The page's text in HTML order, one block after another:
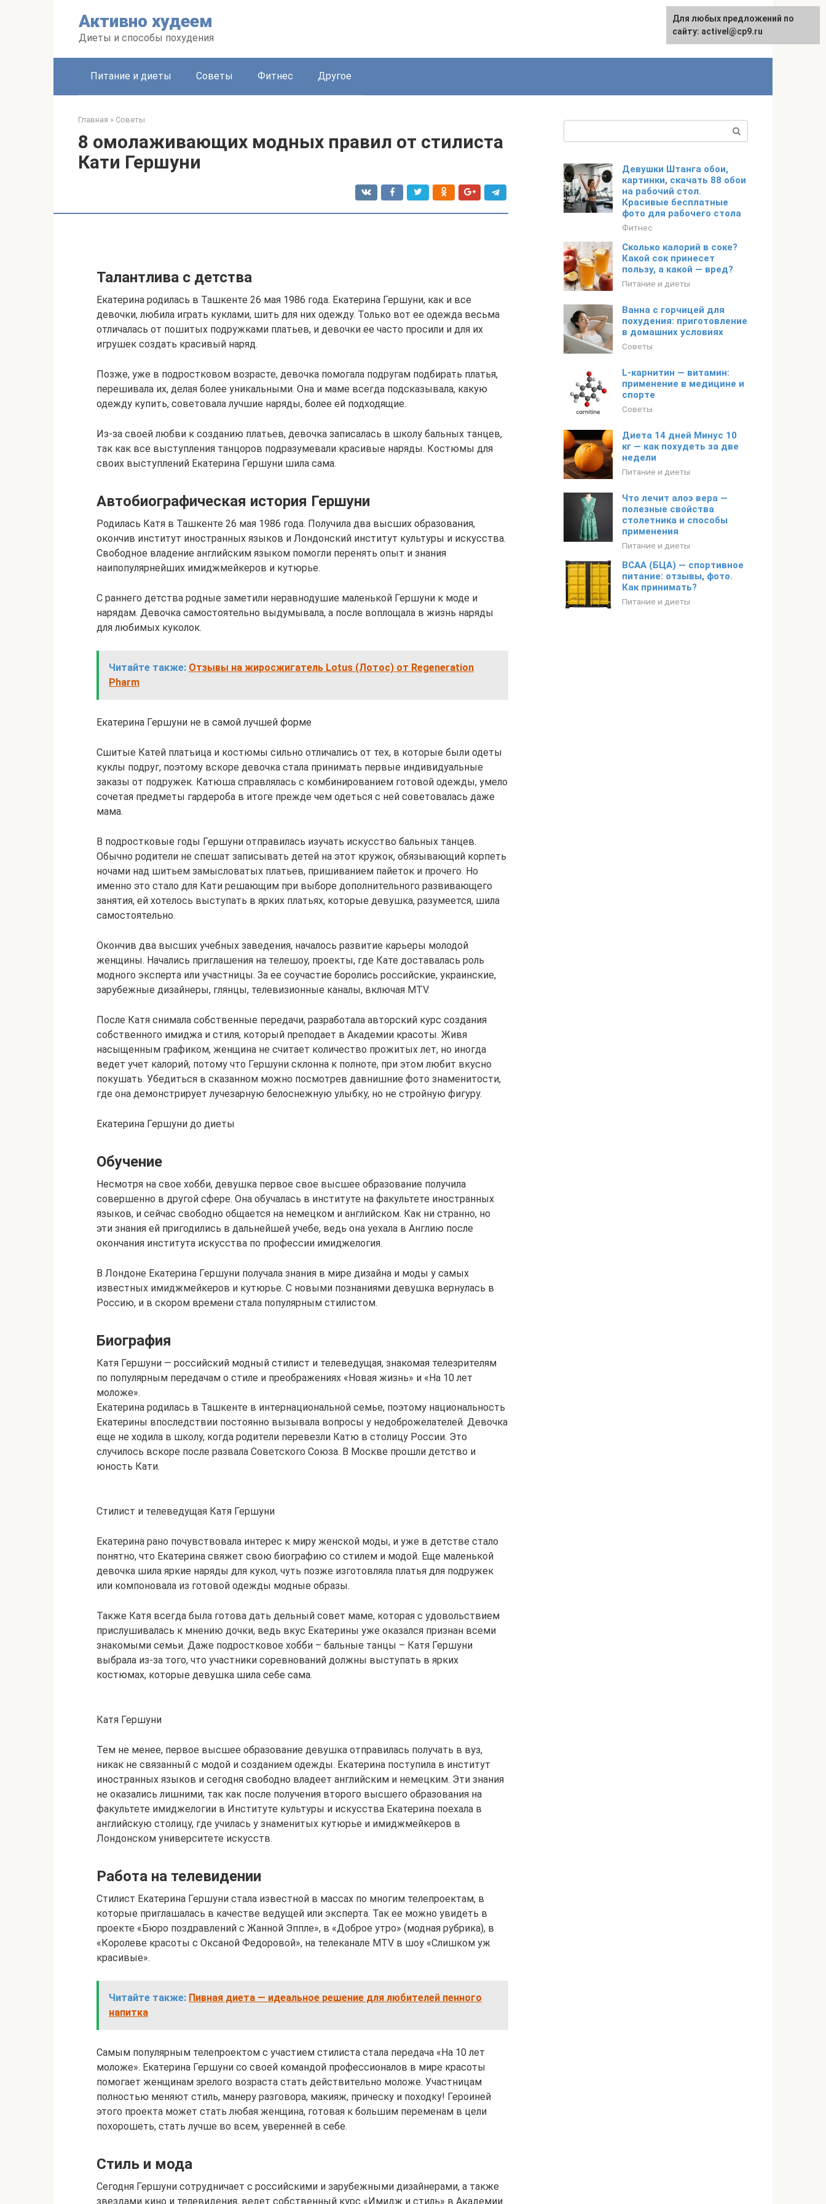
Активно худеем
Диеты и способы похудения
English
Питание и диеты Советы Фитнес Другое
Главная » Советы
8 омолаживающих модных правил от стилиста
Кати Гершуни
Талантлива с детства
Екатерина родилась в Ташкенте 26 мая 1986 года. Екатерина Гершуни, как и все
девочки, любила играть куклами, шить для них одежду. Только вот ее одежда весьма
отличалась от пошитых подружками платьев, и девочки ее часто просили и для их
игрушек создать красивый наряд.
Позже, уже в подростковом возрасте, девочка помогала подругам подбирать платья,
перешивала их, делая более уникальными. Она и маме всегда подсказывала, какую
одежду купить, советовала лучшие наряды, более ей подходящие.
Из-за своей любви к созданию платьев, девочка записалась в школу бальных танцев,
так как все выступления танцоров подразумевали красивые наряды. Костюмы для
своих выступлений Екатерина Гершуни шила сама.
Автобиографическая история Гершуни
Родилась Катя в Ташкенте 26 мая 1986 года. Получила два высших образования,
окончив институт иностранных языков и Лондонский институт культуры и искусства.
Свободное владение английским языком помогли перенять опыт и знания
наипопулярнейших имиджмейкеров и кутюрье.
С раннего детства родные заметили неравнодушие маленькой Гершуни к моде и
нарядам. Девочка самостоятельно выдумывала, а после воплощала в жизнь наряды
для любимых куколок.
Читайте также: Отзывы на жиросжигатель Lotus (Лотос) от Regeneration
Pharm
Екатерина Гершуни не в самой лучшей форме
Сшитые Катей платьица и костюмы сильно отличались от тех, в которые были одеты
куклы подруг, поэтому вскоре девочка стала принимать первые индивидуальные
заказы от подружек. Катюша справлялась с комбинированием готовой одежды, умело
сочетая предметы гардероба в итоге прежде чем одеться с ней советовалась даже
мама.
В подростковые годы Гершуни отправилась изучать искусство бальных танцев.
Обычно родители не спешат записывать детей на этот кружок, обязывающий корпеть
ночами над шитьем замысловатых платьев, пришиванием пайеток и прочего. Но
именно это стало для Кати решающим при выборе дополнительного развивающего
занятия, ей хотелось выступать в ярких платьях, которые девушка, разумеется, шила
самостоятельно.
Окончив два высших учебных заведения, началось развитие карьеры молодой
женщины. Начались приглашения на телешоу, проекты, где Кате доставалась роль
модного эксперта или участницы. За ее соучастие боролись российские, украинские,
зарубежные дизайнеры, глянцы, телевизионные каналы, включая MTV.
После Катя снимала собственные передачи, разработала авторский курс создания
собственного имиджа и стиля, который преподает в Академии красоты. Живя
насыщенным графиком, женщина не считает количество прожитых лет, но иногда
ведет учет калорий, потому что Гершуни склонна к полноте, при этом любит вкусно
покушать. Убедиться в сказанном можно посмотрев давнишние фото знаменитости,
где она демонстрирует лучезарную белоснежную улыбку, но не стройную фигуру.
Екатерина Гершуни до диеты
Обучение
Несмотря на свое хобби, девушка первое свое высшее образование получила
совершенно в другой сфере. Она обучалась в институте на факультете иностранных
языков, и сейчас свободно общается на немецком и английском. Как ни странно, но
эти знания ей пригодились в дальнейшей учебе, ведь она уехала в Англию после
окончания института искусства по профессии имиджелогия.
В Лондоне Екатерина Гершуни получала знания в мире дизайна и моды у самых
известных имиджмейкеров и кутюрье. С новыми познаниями девушка вернулась в
Россию, и в скором времени стала популярным стилистом.
Биография
Катя Гершуни — российский модный стилист и телеведущая, знакомая телезрителям
по популярным передачам о стиле и преображениях «Новая жизнь» и «На 10 лет
моложе».
Екатерина родилась в Ташкенте в интернациональной семье, поэтому национальность
Екатерины впоследствии постоянно вызывала вопросы у недоброжелателей. Девочка
еще не ходила в школу, когда родители перевезли Катю в столицу России. Это
случилось вскоре после развала Советского Союза. В Москве прошли детство и
юность Кати.
Стилист и телеведущая Катя Гершуни
Екатерина рано почувствовала интерес к миру женской моды, и уже в детстве стало
понятно, что Екатерина свяжет свою биографию со стилем и модой. Еще маленькой
девочка шила яркие наряды для кукол, чуть позже изготовляла платья для подружек
или компоновала из готовой одежды модные образы.
Также Катя всегда была готова дать дельный совет маме, которая с удовольствием
прислушивалась к мнению дочки, ведь вкус Екатерины уже оказался признан всеми
знакомыми семьи. Даже подростковое хобби – бальные танцы – Катя Гершуни
выбрала из-за того, что участники соревнований должны выступать в ярких
костюмах, которые девушка шила себе сама.
Катя Гершуни
Тем не менее, первое высшее образование девушка отправилась получать в вуз,
никак не связанный с модой и созданием одежды. Екатерина поступила в институт
иностранных языков и сегодня свободно владеет английским и немецким. Эти знания
не оказались лишними, так как после получения второго высшего образования на
факультете имиджелогии в Институте культуры и искусства Екатерина поехала в
английскую столицу, где училась у знаменитых кутюрье и имиджмейкеров в
Лондонском университете искусств.
Работа на телевидении
Стилист Екатерина Гершуни стала известной в массах по многим телепроектам, в
которые приглашалась в качестве ведущей или эксперта. Так ее можно увидеть в
проекте «Бюро поздравлений с Жанной Эппле», в «Доброе утро» (модная рубрика), в
«Королеве красоты с Оксаной Федоровой», на телеканале MTV в шоу «Слишком уж
красивые».
Читайте также: Пивная диета — идеальное решение для любителей пенного
напитка
Самым популярным телепроектом с участием стилиста стала передача «На 10 лет
моложе». Екатерина Гершуни со своей командой профессионалов в мире красоты
помогает женщинам зрелого возраста стать действительно моложе. Участницам
полностью меняют стиль, манеру разговора, макияж, прическу и походку! Героиней
этого проекта может стать любая женщина, готовая к большим переменам в цели
похорошеть, стать лучше во всем, уверенней в себе.
Стиль и мода
Сегодня Гершуни сотрудничает с российскими и зарубежными дизайнерами, а также
звездами кино и телевидения, ведет собственный курс «Имидж и стиль» в Академии
Девушки Штанга обои,
картинки, скачать 88 обои
на рабочий стол.
Красивые бесплатные
фото для рабочего стола
Фитнес
Сколько калорий в соке?
Какой сок принесет
пользу, а какой — вред?
Питание и диеты
Ванна с горчицей для
похудения: приготовление
в домашних условиях
Советы
L-карнитин — витамин:
применение в медицине и
спорте
Советы
Диета 14 дней Минус 10
кг — как похудеть за две
недели
Питание и диеты
Что лечит алоэ вера —
полезные свойства
столетника и способы
применения
Питание и диеты
BCAA (БЦА) — спортивное
питание: отзывы, фото.
Как принимать?
Питание и диеты
Для любых предложений по
сайту: activel@cp9.ru